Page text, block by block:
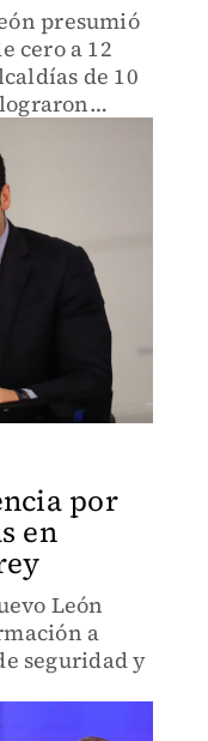
presumió
de 10
por
en
León
a
seguridad y